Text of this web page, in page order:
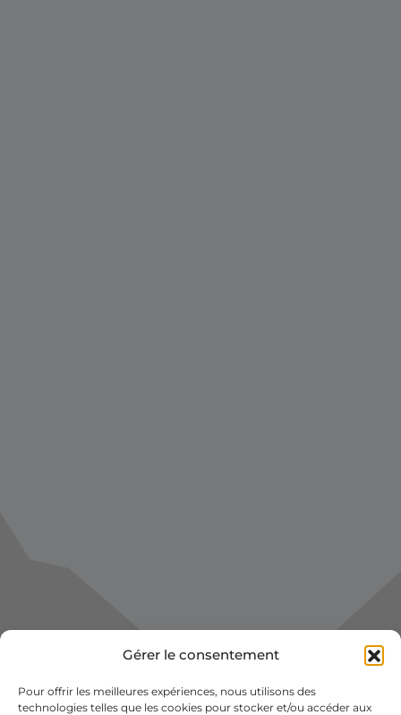
Gérer le consentement
Pour offrir les meilleures expériences, nous utilisons des
technologies telles que les cookies pour stocker et/ou accéder aux